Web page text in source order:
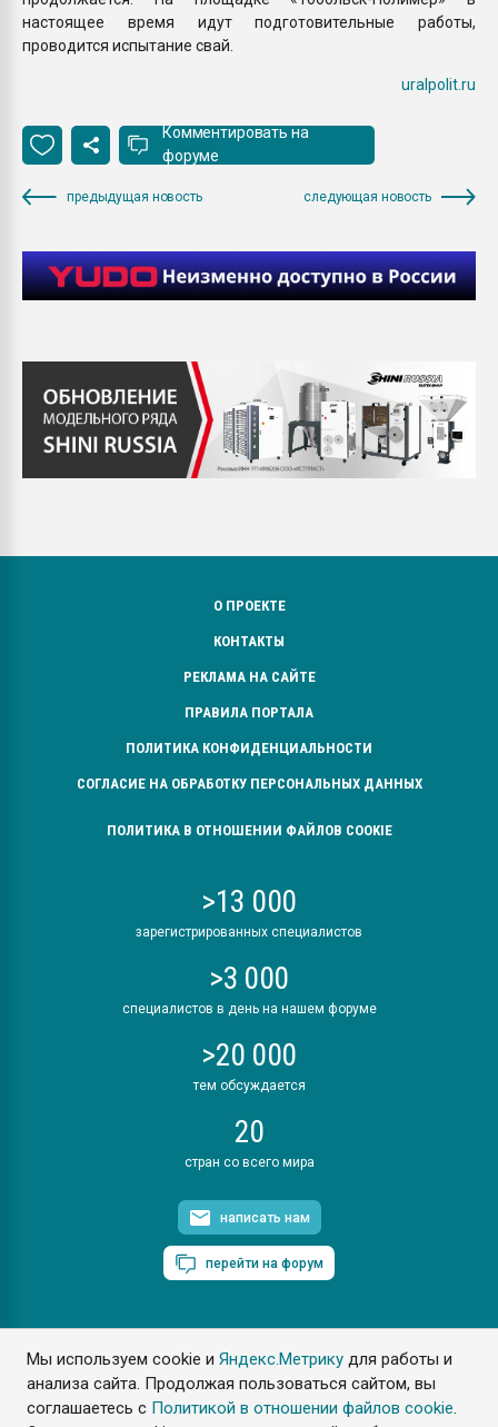
Мы используем cookie иЯндекс.Метрику для работы и
анализа сайта. Продолжая пользоваться сайтом, вы
соглашаетесь с Политикой в отношении файлов cookie.
настоящее время идут подготовительные работы,
проводится испытание свай.
uralpolit.ru
Комментировать на
форуме
предыдущая новость следующая новость
О ПРОЕКТЕ
КОНТАКТЫ
РЕКЛАМА НА САЙТЕ
ПРАВИЛА ПОРТАЛА
ПОЛИТИКА КОНФИДЕНЦИАЛЬНОСТИ
СОГЛАСИЕ НА ОБРАБОТКУ ПЕРСОНАЛЬНЫХ ДАННЫХ
ПОЛИТИКА В ОТНОШЕНИИ ФАЙЛОВ COOKIE
>13 000
зарегистрированных специалистов
>3 000
специалистов в день на нашем форуме
>20 000
тем обсуждается
20
стран со всего мира
написать нам
перейти на форум
ПластЭксперт © 2006. Все права защищены
Разрешается копирование материалов сайта с обязательной
ссылкой на www.e-plastic.ru